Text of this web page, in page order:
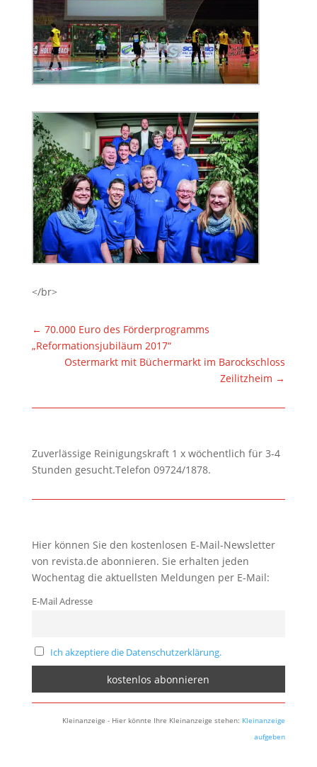
</br>
← 70.000 Euro des Förderprogramms
„Reformationsjubiläum 2017“
Ostermarkt mit Büchermarkt im Barockschloss
Zeilitzheim →
Zuverlässige Reinigungskraft 1 x wöchentlich für 3-4
Stunden gesucht.Telefon 09724/1878.
Hier können Sie den kostenlosen E-Mail-Newsletter
von revista.de abonnieren. Sie erhalten jeden
Wochentag die aktuellsten Meldungen per E-Mail:
E-Mail Adresse
Ich akzeptiere die Datenschutzerklärung.
Kleinanzeige - Hier könnte Ihre Kleinanzeige stehen: Kleinanzeige
aufgeben